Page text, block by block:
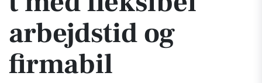
arbejdstid og
firmabil